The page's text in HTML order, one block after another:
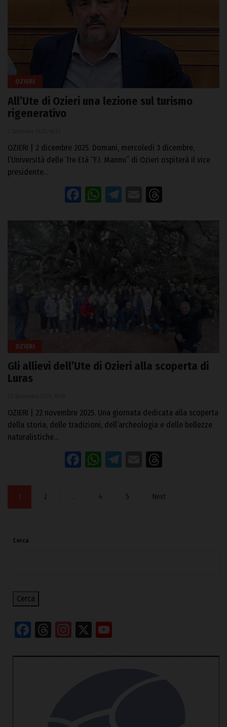
OZIERI
All’Ute di Ozieri una lezione sul turismo
rigenerativo
OZIERI | 2 dicembre 2025. Domani, mercoledì 3 dicembre,
l’Università delle Tre Età “F.I. Mannu” di Ozieri ospiterà il vice
presidente…
Facebook
WhatsApp
Telegram
Email
OZIERI
Gli allievi dell’Ute di Ozieri alla scoperta di
Luras
OZIERI | 22 novembre 2025. Una giornata dedicata alla scoperta
della storia, delle tradizioni, dell’archeologia e delle bellezze
naturalistiche…
Facebook
WhatsApp
Telegram
Email
1 2 4 5 Next
Cerca
Cerca
Facebook
Threads
Instagram
X